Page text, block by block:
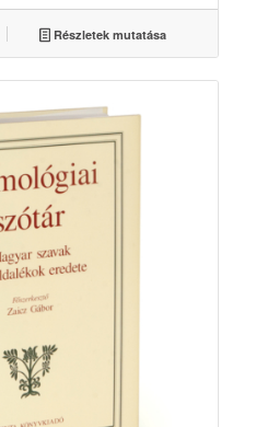
Részletek mutatása